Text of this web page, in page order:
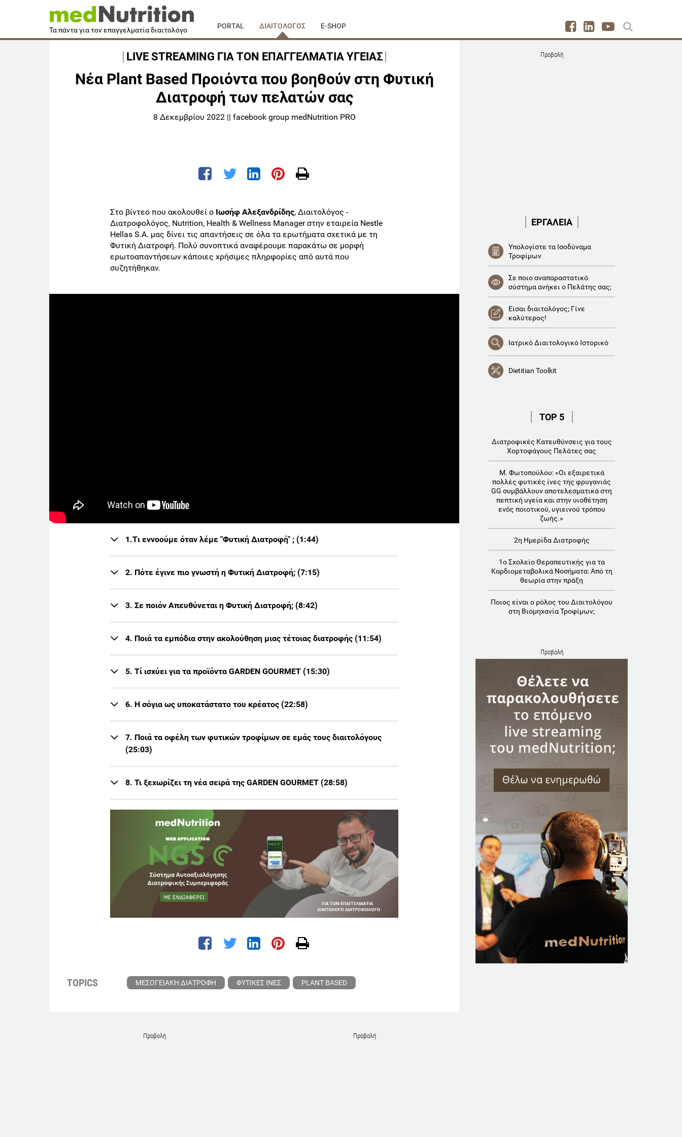
Τα πάντα για τον επαγγελματία διαιτολόγο PORTAL ΔΙΑΙΤΟΛΟΓΟΣ E-SHOP
LIVE STREAMING ΓΙΑ ΤΟΝ ΕΠΑΓΓΕΛΜΑΤΙΑ ΥΓΕΙΑΣ
Νέα Plant Based Προιόντα που βοηθούν στη Φυτική
Διατροφή των πελατών σας
8 Δεκεμβρίου 2022 || facebook group medNutrition PRO
Στο βίντεο που ακολουθεί ο Ιωσήφ Αλεξανδρίδης, Διαιτολόγος -
Διατροφολόγος, Nutrition, Health & Wellness Manager στην εταιρεία Nestle
Hellas S.A. μας δίνει τις απαντήσεις σε όλα τα ερωτήματα σχετικά με τη
Φυτική Διατροφή. Πολύ συνοπτικά αναφέρουμε παρακάτω σε μορφή
ερωτοαπαντήσεων κάποιες χρήσιμες πληρφορίες από αυτά που
συζητήθηκαν.
1.Tι εννοούμε όταν λέμε "Φυτική Διατροφή" ; (1:44)
2. Πότε έγινε πιο γνωστή η Φυτική Διατροφή; (7:15)
3. Σε ποιόν Απευθύνεται η Φυτική Διατροφή; (8:42)
4. Ποιά τα εμπόδια στην ακολούθηση μιας τέτοιας διατροφής (11:54)
5. Τί ισχύει για τα προϊόντα GARDEN GOURMET (15:30)
6. Η σόγια ως υποκατάστατο του κρέατος (22:58)
7. Ποιά τα οφέλη των φυτικών τροφίμων σε εμάς τους διαιτολόγους
(25:03)
8. Τι ξεχωρίζει τη νέα σειρά της GARDEN GOURMET (28:58)
TOPICS ΜΕΣΟΓΕΙΑΚΗ ΔΙΑΤΡΟΦΗ ΦΥΤΙΚΕΣ ΙΝΕΣ PLANT BASED
Προβολή
ΕΡΓΑΛΕΙΑ
Υπολογίστε τα Ισοδύναμα
Τροφίμων
Σε ποιο αναπαραστατικό
σύστημα ανήκει ο Πελάτης σας;
Είσαι διαιτολόγος; Γίνε
καλύτερος!
Ιατρικό Διαιτολογικό Ιστορικό
Dietitian Toolkit
TOP 5
Διατροφικές Κατευθύνσεις για τους
Χορτοφάγους Πελάτες σας
Μ. Φωτοπούλου: «Οι εξαιρετικά
πολλές φυτικές ίνες της φρυγανιάς
GG συμβάλλουν αποτελεσματικά στη
πεπτική υγεία και στην υιοθέτηση
ενός ποιοτικού, υγιεινού τρόπου
ζωής.»
2η Ημερίδα Διατροφής
1o Σχολείο Θεραπευτικής για τα
Καρδιομεταβολικά Νοσήματα: Aπό τη
θεωρία στην πράξη
Ποιος είναι ο ρόλος του Διαιτολόγου
στη Βιομηχανία Τροφίμων;
Προβολή
Προβολή Προβολή